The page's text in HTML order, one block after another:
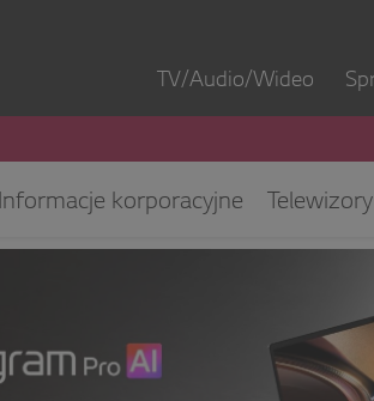
TV/Audio/Wideo
Informacje korporacyjne
ESG/CSR Kontakt dla mediów